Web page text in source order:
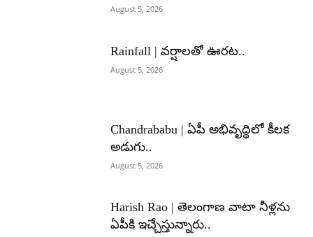
August 5, 2026
Rainfall | వర్షాలతో ఊరట..
August 5, 2026
Chandrababu | ఏపీ అభివృద్ధిలో కీలక
అడుగు..
August 5, 2026
Harish Rao | తెలంగాణ వాటా నీళ్లను
ఏపీకి ఇచ్చేస్తున్నారు..